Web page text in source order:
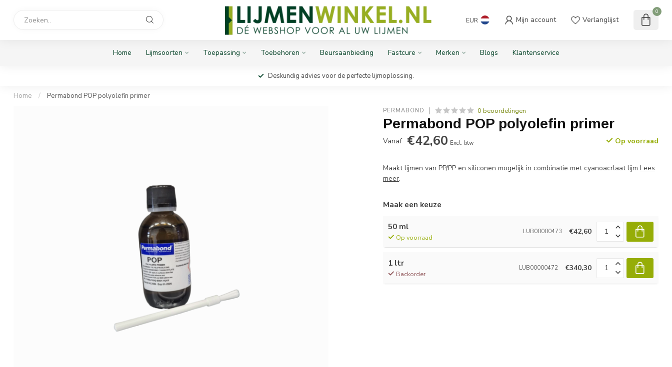
EUR Mijn account Verlanglijst
0
Home Lijmsoorten Toepassing Toebehoren Beursaanbieding Fastcure Merken Blogs Klantenservice
Deskundig advies voor de perfecte lijmoplossing.
Home / Permabond POP polyolefin primer
PERMABOND 0 beoordelingen
Permabond POP polyolefin primer
Vanaf €42,60 Excl. btw Op voorraad
Maakt lijmen van PP/PP en siliconen mogelijk in combinatie met cyanoacrlaat lijmLees
meer.
Maak een keuze
50 ml
Op voorraad
LUB00000473 €42,60
1 ltr
Backorder
LUB00000472 €340,30